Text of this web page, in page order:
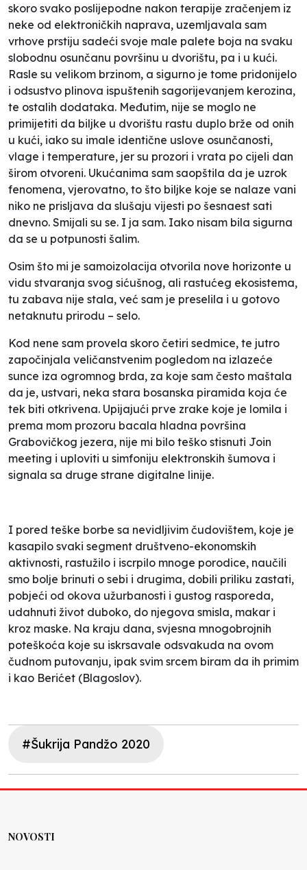
skoro svako poslijepodne nakon terapije zračenjem iz
neke od elektroničkih naprava, uzemljavala sam
vrhove prstiju sadeći svoje male palete boja na svaku
slobodnu osunčanu površinu u dvorištu, pa i u kući.
Rasle su velikom brzinom, a sigurno je tome pridonijelo
i odsustvo plinova ispuštenih sagorijevanjem kerozina,
te ostalih dodataka. Međutim, nije se moglo ne
primijetiti da biljke u dvorištu rastu duplo brže od onih
u kući, iako su imale identične uslove osunčanosti,
vlage i temperature, jer su prozori i vrata po cijeli dan
širom otvoreni. Ukućanima sam saopštila da je uzrok
fenomena, vjerovatno, to što biljke koje se nalaze vani
niko ne prisljava da slušaju vijesti po šesnaest sati
dnevno. Smijali su se. I ja sam. Iako nisam bila sigurna
da se u potpunosti šalim.
Osim što mi je samoizolacija otvorila nove horizonte u
vidu stvaranja svog sićušnog, ali rastućeg ekosistema,
tu zabava nije stala, već sam je preselila i u gotovo
netaknutu prirodu – selo.
Kod nene sam provela skoro četiri sedmice, te jutro
započinjala veličanstvenim pogledom na izlazeće
sunce iza ogromnog brda, za koje sam često maštala
da je, ustvari, neka stara bosanska piramida koja će
tek biti otkrivena. Upijajući prve zrake koje je lomila i
prema mom prozoru bacala hladna površina
Grabovičkog jezera, nije mi bilo teško stisnuti Join
meeting i uploviti u simfoniju elektronskih šumova i
signala sa druge strane digitalne linije.
I pored teške borbe sa nevidljivim čudovištem, koje je
kasapilo svaki segment društveno-ekonomskih
aktivnosti, rastužilo i iscrpilo mnoge porodice, naučili
smo bolje brinuti o sebi i drugima, dobili priliku zastati,
pobjeći od okova užurbanosti i gustog rasporeda,
udahnuti život duboko, do njegova smisla, makar i
kroz maske. Na kraju dana, svjesna mnogobrojnih
poteškoća koje su iskrsavale odsvakuda na ovom
čudnom putovanju, ipak svim srcem biram da ih primim
i kao Berićet (Blagoslov).
#Šukrija Pandžo 2020
NOVOSTI